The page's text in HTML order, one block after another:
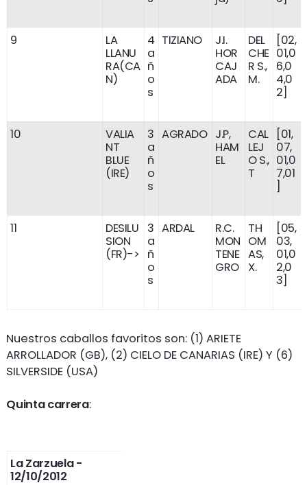
9
LA
LLANU
RA(CA
N)
4
a
ñ
o
s
TIZIANO
J.I.
HOR
CAJ
ADA
DEL
CHE
R S.,
M.
[02,
01,0
6,0
4,0
2]
10
VALIA
NT
BLUE
(IRE)
3
a
ñ
o
s
AGRADO J.P,
HAM
EL
CAL
LEJ
O S.,
T
[01,
07,
01,0
7,01
]
11
DESILU
SION
(FR)->
3
a
ñ
o
s
ARDAL
R.C.
MON
TENE
GRO
TH
OM
AS,
X.
[05,
03,
01,0
2,0
3]
Nuestros caballos favoritos son: (1) ARIETE
ARROLLADOR (GB), (2) CIELO DE CANARIAS (IRE) Y (6)
SILVERSIDE (USA)
Quinta carrera:
La Zarzuela-
12/10/2012